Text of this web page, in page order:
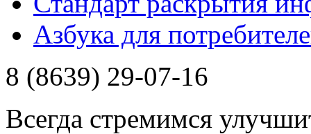
Азбука для
8 (8639) 29-07-16
Всегда стремимся